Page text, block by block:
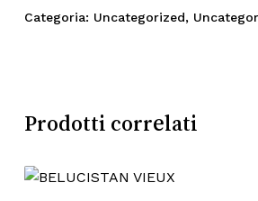
Categoria: Uncategorized,
Prodotti correlati